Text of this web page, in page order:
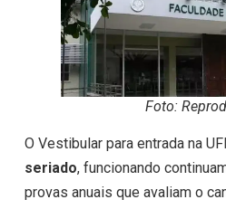
Foto:
O Vestibular para entrada na
seriado, funcionando
provas anuais que avaliam o